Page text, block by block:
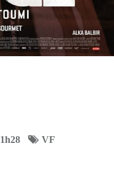
1h28
VF